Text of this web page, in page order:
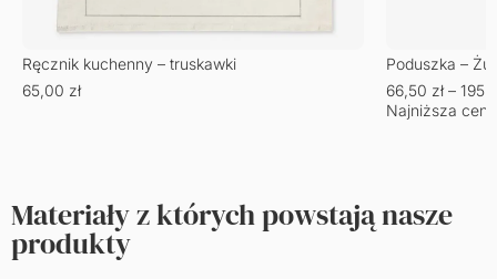
Ręcznik kuchenny – truskawki
65,00 zł
Poduszka –
66,50 zł –
Najniższa
Materiały z których powstają nasze
produkty